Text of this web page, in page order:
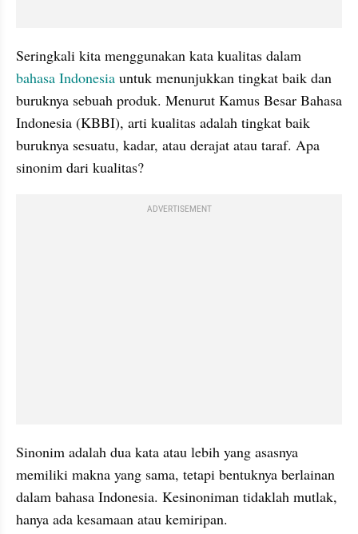
bahasa Indonesia untuk menunjukkan tingkat baik dan
buruknya sebuah produk. Menurut Kamus Besar Bahasa
Indonesia (KBBI), arti kualitas adalah tingkat baik
buruknya sesuatu, kadar, atau derajat atau taraf. Apa
sinonim dari kualitas?
ADVERTISEMENT
Sinonim adalah dua kata atau lebih yang asasnya
memiliki makna yang sama, tetapi bentuknya berlainan
dalam bahasa Indonesia. Kesinoniman tidaklah mutlak,
hanya ada kesamaan atau kemiripan.